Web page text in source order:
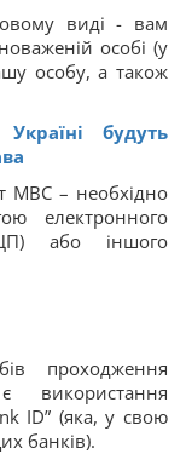
виді - вам
особі (у
особу, а також
будуть
МВС – необхідно
електронного
або іншого
проходження
використання
ID” (яка, у свою
банків).